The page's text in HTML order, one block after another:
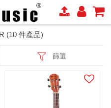
(10 件產品)
篩選